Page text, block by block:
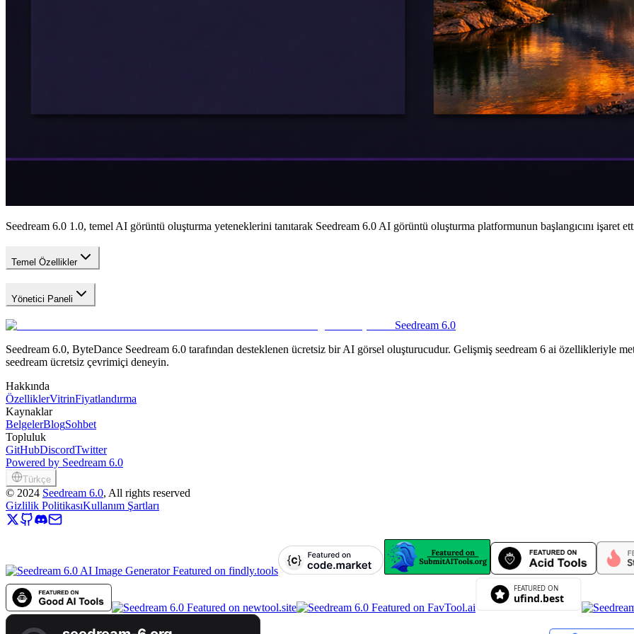
Seedream 6.0 1.0, temel AI görüntü oluşturma yeteneklerini tanıtarak Seedream 6.0 AI görüntü oluşturma platformunun başlangıcını işaret
Temel Özellikler
Yönetici Paneli
Seedream 6.0
Seedream 6.0, ByteDance Seedream 6.0 tarafından desteklenen ücretsiz bir AI görsel oluşturucudur. Gelişmiş seedream 6 ai özellikleriyle
seedream ücretsiz çevrimiçi deneyin.
Hakkında
ÖzelliklerVitrinFiyatlandırma
Kaynaklar
BelgelerBlogSohbet
Topluluk
GitHubDiscordTwitter
Powered by Seedream 6.0
Türkçe
© 2024 Seedream 6.0, All rights reserved
Gizlilik PolitikasıKullanım Şartları